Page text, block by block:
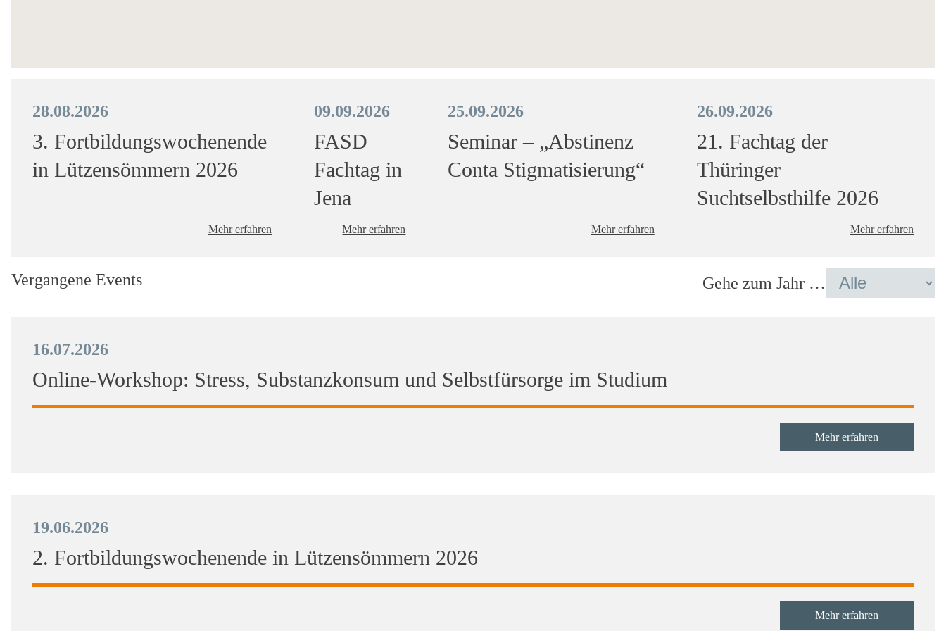
28.08.2026
3. Fortbildungswochenende
in Lützensömmern 2026
Mehr erfahren
09.09.2026
FASD
Fachtag in
Jena
Mehr erfahren
25.09.2026
Seminar – „Abstinenz
Conta Stigmatisierung“
Mehr erfahren
26.09.2026
21. Fachtag der
Thüringer
Suchtselbsthilfe 2026
Mehr erfahren
Vergangene Events Gehe zum Jahr …
16.07.2026
Online-Workshop: Stress, Substanzkonsum und Selbstfürsorge im Studium
Mehr erfahren
19.06.2026
2. Fortbildungswochenende in Lützensömmern 2026
Mehr erfahren